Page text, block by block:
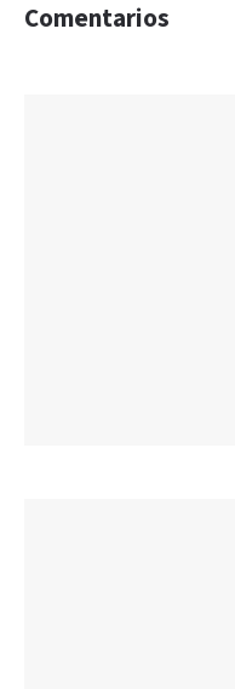
Comentarios